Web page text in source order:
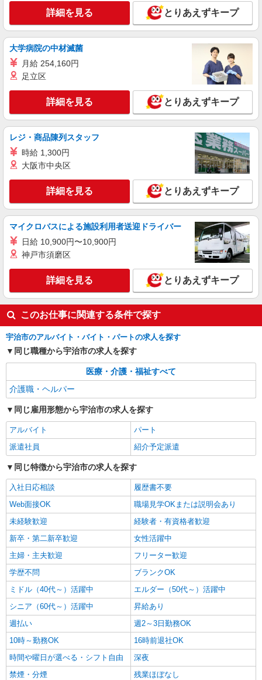
派遣社員
（株）ウィルオブ・ワークCW 京都支店/ms260101
夜勤専従
時給1500円 ◆前払い・日払い・週払いOK
キープ 詳細を見る
アルバイト パート 派遣社員
日研トータルソーシング株式会社 メディカルケア事業部/京都オフィ
ス
未経験・無資格OKの介護スタッフ
時給1,450円〜1,650円 ★週払いOK（規定あ
り） ※給与幅は経験・能力による
京都府宇治市 【最寄駅】JR奈良線「新田」駅
★勤務地は3000ヶ所以上★ 自宅から通いやすいエ
リアなど、お好きな勤務地をお選び下さい！！
キープ 詳細を見る
パート 派遣社員
日研トータルソーシング株式会社 メディカルケア事業部/京都オフィ
ス
未経験・無資格OKの介護スタッフ
時給1,450円〜1,650円 ★週払いOK（規定あ
り） ※給与幅は経験・能力による
京都府宇治市 【最寄駅】京阪宇治線「木幡」
駅 ★勤務地は3000ヶ所以上★ 自宅から通いやす
いエリアなど、お好きな勤務地をお選び下さ
い！！
キープ
アルバイト パート 派遣社員 紹介予定派遣
日研トータルソーシング株式会社 メディカルケア事業部/京都オフィ
ス
未経験・無資格OKの介護スタッフ
時給1,450円〜1,650円 ★週払いOK（規定あ
京都府宇治市 【最寄駅】JR奈良線「六地蔵」
いエリアなど、お好きな勤務地をお選び下さ
詳細を見る
詳細を見る とりあえずキープ
大学病院の中材滅菌
月給 254,160円
足立区
詳細を見る とりあえずキープ
レジ・商品陳列スタッフ
時給 1,300円
大阪市中央区
詳細を見る とりあえずキープ
マイクロバスによる施設利用者送迎ドライバー
日給 10,900円〜10,900円
神戸市須磨区
詳細を見る とりあえずキープ
このお仕事に関連する条件で探す
宇治市のアルバイト・バイト・パートの求人を探す
同じ職種から宇治市の求人を探す
医療・介護・福祉すべて
介護職・ヘルパー
同じ雇用形態から宇治市の求人を探す
アルバイト
パート
派遣社員
紹介予定派遣
同じ特徴から宇治市の求人を探す
入社日応相談
履歴書不要
Web面接OK
職場見学OKまたは説明会あり
未経験歓迎
経験者・有資格者歓迎
新卒・第二新卒歓迎
女性活躍中
主婦・主夫歓迎
フリーター歓迎
学歴不問
ブランクOK
ミドル（40代～）活躍中
エルダー（50代～）活躍中
シニア（60代～）活躍中
昇給あり
週払い
週2～3日勤務OK
10時～勤務OK
16時前退社OK
時間や曜日が選べる・シフト自由
深夜
禁煙・分煙
残業ほぼなし